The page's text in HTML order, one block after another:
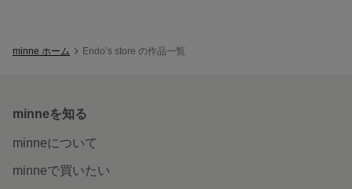
minne ホーム Endo’s store の作品一覧
minneを知る
minneについて
minneで買いたい